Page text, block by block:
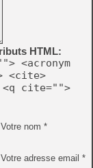
HTML:
<acronym
<cite>
<q cite="">
Votre nom *
Votre adresse email *